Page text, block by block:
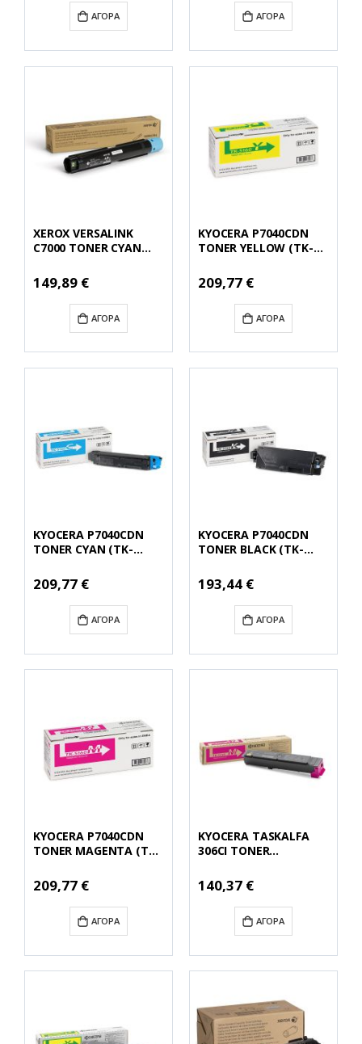
ΑΓΟΡΆ ΑΓΟΡΆ
XEROX VERSALINK
C7000 TONER CYAN
(XER106R03772)
Ειδική
Τιμή
149,89 €
ΑΓΟΡΆ
KYOCERA P7040CDN
TONER YELLOW (TK-
Ειδική
Τιμή
209,77 €
ΑΓΟΡΆ
KYOCERA P7040CDN
TONER CYAN (TK-
Ειδική
Τιμή
209,77 €
ΑΓΟΡΆ
KYOCERA P7040CDN
TONER BLACK (TK-
Ειδική
Τιμή
193,44 €
ΑΓΟΡΆ
KYOCERA P7040CDN
TONER MAGENTA (TK-
Ειδική
Τιμή
209,77 €
ΑΓΟΡΆ
KYOCERA TASKALFA
306CI TONER
(KYOTK5195M)
Ειδική
Τιμή
140,37 €
ΑΓΟΡΆ